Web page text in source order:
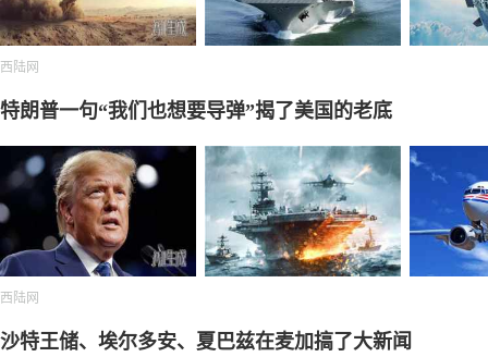
西陆网
特朗普一句“我们也想要导弹”揭了美国的老底
西陆网
沙特王储、埃尔多安、夏巴兹在麦加搞了大新闻